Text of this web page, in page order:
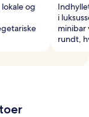
og
i
minibar
rundt,